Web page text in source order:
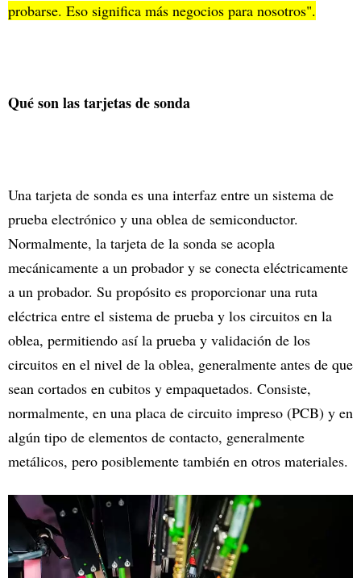
probarse. Eso significa más negocios para nosotros".
Qué son las tarjetas de sonda
Una tarjeta de sonda es una interfaz entre un sistema de
prueba electrónico y una oblea de semiconductor.
Normalmente, la tarjeta de la sonda se acopla
mecánicamente a un probador y se conecta eléctricamente
a un probador. Su propósito es proporcionar una ruta
eléctrica entre el sistema de prueba y los circuitos en la
oblea, permitiendo así la prueba y validación de los
circuitos en el nivel de la oblea, generalmente antes de que
sean cortados en cubitos y empaquetados. Consiste,
normalmente, en una placa de circuito impreso (PCB) y en
algún tipo de elementos de contacto, generalmente
metálicos, pero posiblemente también en otros materiales.